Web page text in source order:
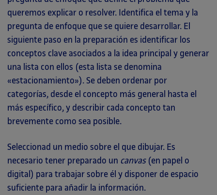
queremos explicar o resolver. Identifica el tema y la
pregunta de enfoque que se quiere desarrollar. El
siguiente paso en la preparación es identificar los
conceptos clave asociados a la idea principal y generar
una lista con ellos (esta lista se denomina
«estacionamiento»). Se deben ordenar por
categorías, desde el concepto más general hasta el
más específico, y describir cada concepto tan
brevemente como sea posible.
Seleccionad un medio sobre el que dibujar. Es
necesario tener preparado un canvas(en papel o
digital) para trabajar sobre él y disponer de espacio
suficiente para añadir la información.